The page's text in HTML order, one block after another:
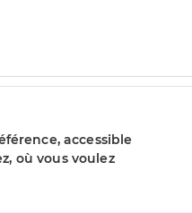
accessible
où vous voulez